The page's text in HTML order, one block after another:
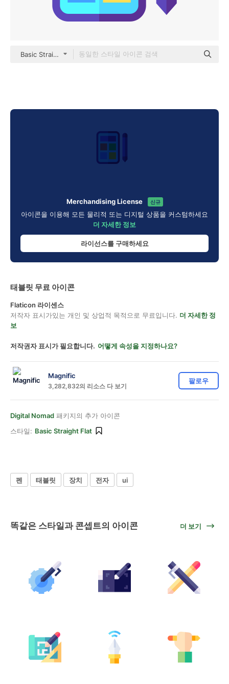
Basic Straight Flat
Merchandising License 신규
아이콘을 이용해 모든 물리적 또는 디지털 상품을 커스텀하세요
더 자세한 정보
라이선스를 구매하세요
태블릿 무료 아이콘
Flaticon 라이센스
저작자 표시가있는 개인 및 상업적 목적으로 무료입니다. 더 자세한 정
보
저작권자 표시가 필요합니다. 어떻게 속성을 지정하나요?
Magnific
3,282,832의 리소스 다 보기
팔로우
Digital Nomad 패키지의 추가 아이콘
스타일: Basic Straight Flat
펜 태블릿 장치 전자 ui
똑같은 스타일과 콘셉트의 아이콘 더 보기